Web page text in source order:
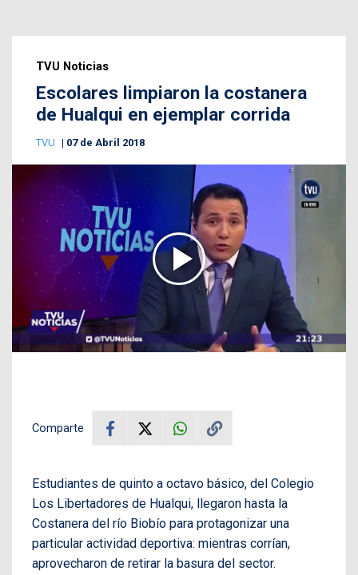
TVU Noticias
Escolares limpiaron la costanera
de Hualqui en ejemplar corrida
TVU 07 de Abril 2018
Comparte
Estudiantes de quinto a octavo básico, del Colegio
Los Libertadores de Hualqui, llegaron hasta la
Costanera del río Biobío para protagonizar una
particular actividad deportiva: mientras corrían,
aprovecharon de retirar la basura del sector.